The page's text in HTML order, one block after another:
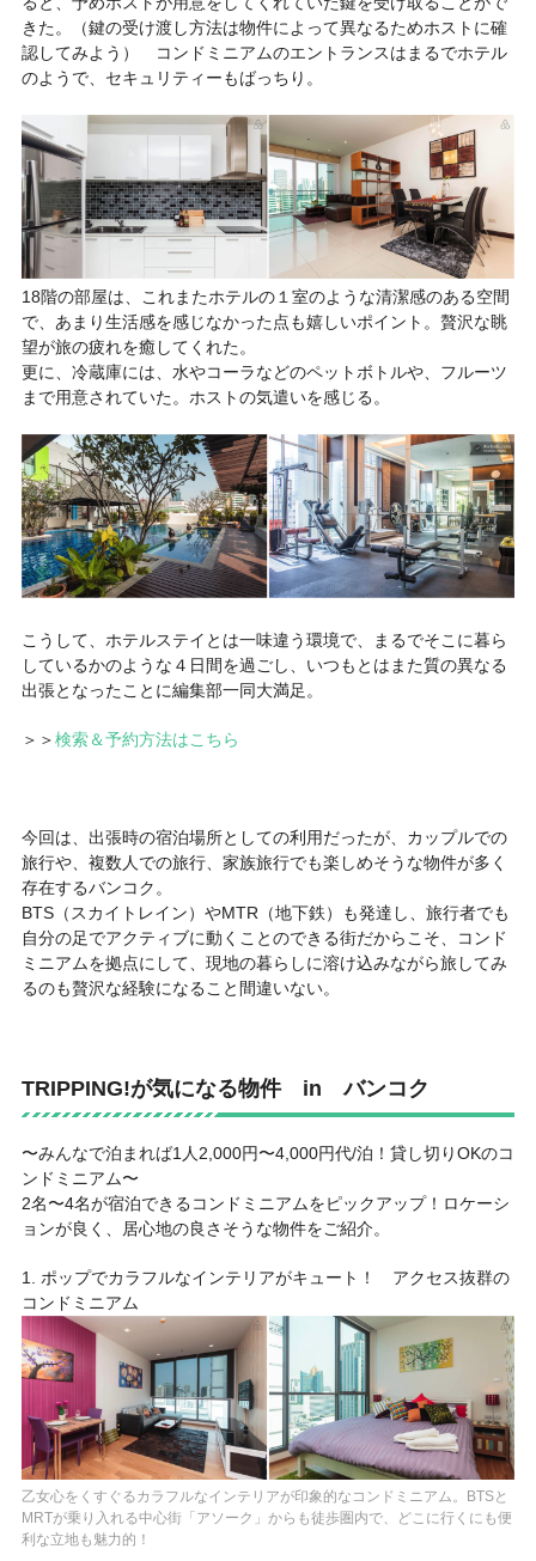
きた。（鍵の受け渡し方法は物件によって異なるためホストに確
認してみよう） コンドミニアムのエントランスはまるでホテル
のようで、セキュリティーもばっちり。
18階の部屋は、これまたホテルの１室のような清潔感のある空間
で、あまり生活感を感じなかった点も嬉しいポイント。贅沢な眺
望が旅の疲れを癒してくれた。
更に、冷蔵庫には、水やコーラなどのペットボトルや、フルーツ
まで用意されていた。ホストの気遣いを感じる。
こうして、ホテルステイとは一味違う環境で、まるでそこに暮ら
しているかのような４日間を過ごし、いつもとはまた質の異なる
出張となったことに編集部一同大満足。
＞＞検索＆予約方法はこちら
今回は、出張時の宿泊場所としての利用だったが、カップルでの
旅行や、複数人での旅行、家族旅行でも楽しめそうな物件が多く
存在するバンコク。
BTS（スカイトレイン）やMTR（地下鉄）も発達し、旅行者でも
自分の足でアクティブに動くことのできる街だからこそ、コンド
ミニアムを拠点にして、現地の暮らしに溶け込みながら旅してみ
るのも贅沢な経験になること間違いない。
TRIPPING!が気になる物件 in バンコク
〜みんなで泊まれば1人2,000円〜4,000円代/泊！貸し切りOKのコ
ンドミニアム〜
2名〜4名が宿泊できるコンドミニアムをピックアップ！ロケーシ
ョンが良く、居心地の良さそうな物件をご紹介。
1. ポップでカラフルなインテリアがキュート！ アクセス抜群の
コンドミニアム
乙女心をくすぐるカラフルなインテリアが印象的なコンドミニアム。BTSと
MRTが乗り入れる中心街「アソーク」からも徒歩圏内で、どこに行くにも便
利な立地も魅力的！